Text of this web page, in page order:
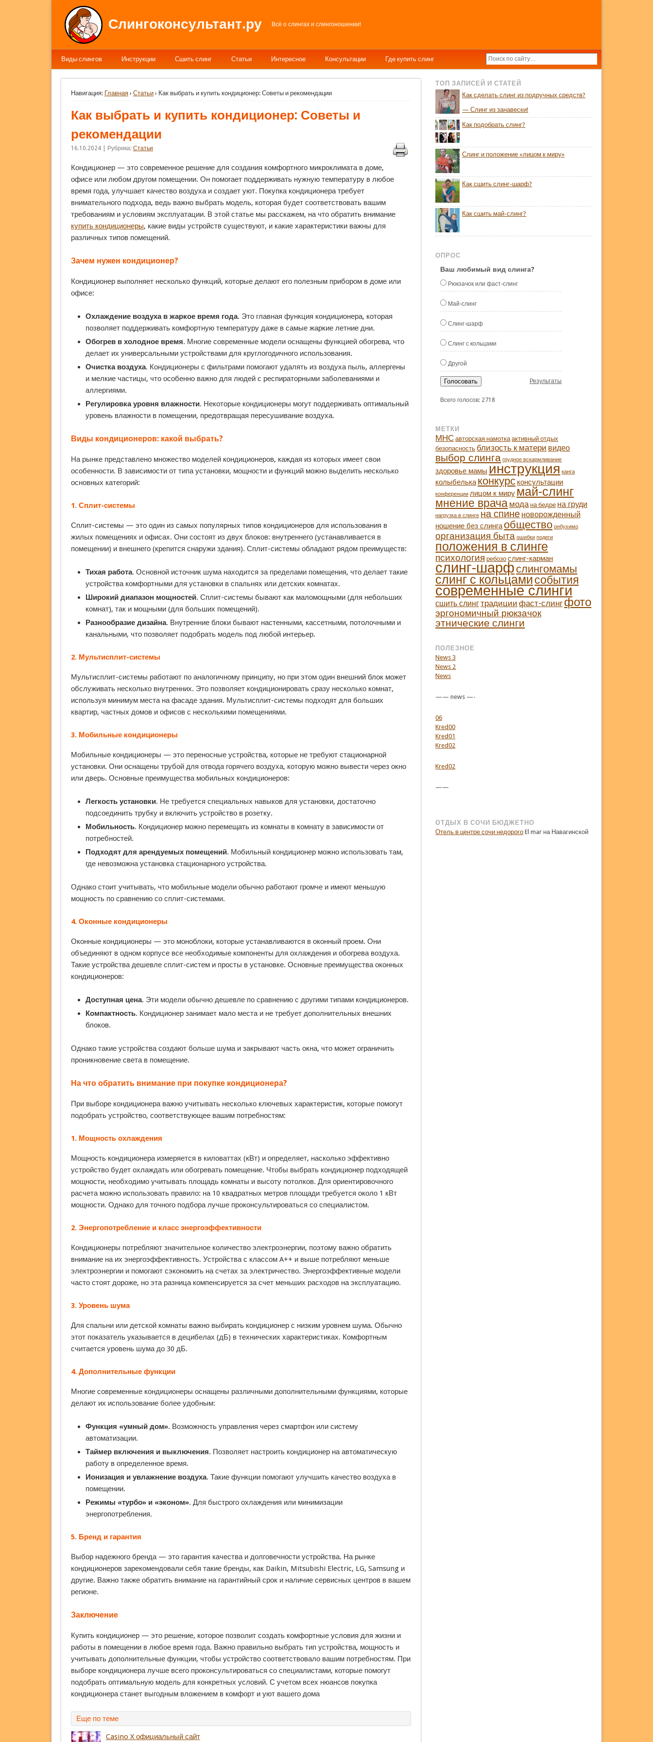
Слингоконсультант.ру Всё о слингах и слингоношении!
Виды слингов Инструкции Сшить слинг Статьи Интересное Консультации Где купить слинг
Навигация: Главная› Статьи› Как выбрать и купить кондиционер: Советы и рекомендации
Как выбрать и купить кондиционер: Советы и
рекомендации
16.10.2024 | Рубрика: Статьи
Кондиционер — это современное решение для создания комфортного микроклимата в доме,
офисе или любом другом помещении. Он помогает поддерживать нужную температуру в любое
время года, улучшает качество воздуха и создает уют. Покупка кондиционера требует
внимательного подхода, ведь важно выбрать модель, которая будет соответствовать вашим
требованиям и условиям эксплуатации. В этой статье мы расскажем, на что обратить внимание
купить кондиционеры, какие виды устройств существуют, и какие характеристики важны для
различных типов помещений.
Зачем нужен кондиционер?
Кондиционер выполняет несколько функций, которые делают его полезным прибором в доме или
офисе:
Охлаждение воздуха в жаркое время года. Это главная функция кондиционера, которая
позволяет поддерживать комфортную температуру даже в самые жаркие летние дни.
Обогрев в холодное время. Многие современные модели оснащены функцией обогрева, что
делает их универсальными устройствами для круглогодичного использования.
Очистка воздуха. Кондиционеры с фильтрами помогают удалять из воздуха пыль, аллергены
и мелкие частицы, что особенно важно для людей с респираторными заболеваниями и
аллергиями.
Регулировка уровня влажности. Некоторые кондиционеры могут поддерживать оптимальный
уровень влажности в помещении, предотвращая пересушивание воздуха.
Виды кондиционеров: какой выбрать?
На рынке представлено множество моделей кондиционеров, каждая из которых имеет свои
особенности. В зависимости от типа установки, мощности и функций можно выделить несколько
основных категорий:
1. Сплит-системы
Сплит-системы — это один из самых популярных типов кондиционеров для использования в
жилых помещениях и офисах. Они состоят из двух блоков: внутреннего (устанавливается в
помещении) и внешнего (крепится снаружи здания). Сплит-системы обладают рядом преимуществ:
Тихая работа. Основной источник шума находится за пределами помещения, что делает такие
устройства комфортными для установки в спальнях или детских комнатах.
Широкий диапазон мощностей. Сплит-системы бывают как маломощными (для небольших
комнат), так и мощными (для больших помещений).
Разнообразие дизайна. Внутренние блоки бывают настенными, кассетными, потолочными и
канальными, что позволяет подобрать модель под любой интерьер.
2. Мультисплит-системы
Мультисплит-системы работают по аналогичному принципу, но при этом один внешний блок может
обслуживать несколько внутренних. Это позволяет кондиционировать сразу несколько комнат,
используя минимум места на фасаде здания. Мультисплит-системы подходят для больших
квартир, частных домов и офисов с несколькими помещениями.
3. Мобильные кондиционеры
Мобильные кондиционеры — это переносные устройства, которые не требуют стационарной
установки. Они оснащены трубой для отвода горячего воздуха, которую можно вывести через окно
или дверь. Основные преимущества мобильных кондиционеров:
Легкость установки. Не требуется специальных навыков для установки, достаточно
подсоединить трубку и включить устройство в розетку.
Мобильность. Кондиционер можно перемещать из комнаты в комнату в зависимости от
потребностей.
Подходят для арендуемых помещений. Мобильный кондиционер можно использовать там,
где невозможна установка стационарного устройства.
Однако стоит учитывать, что мобильные модели обычно работают громче и имеют меньшую
мощность по сравнению со сплит-системами.
4. Оконные кондиционеры
Оконные кондиционеры — это моноблоки, которые устанавливаются в оконный проем. Они
объединяют в одном корпусе все необходимые компоненты для охлаждения и обогрева воздуха.
Такие устройства дешевле сплит-систем и просты в установке. Основные преимущества оконных
кондиционеров:
Доступная цена. Эти модели обычно дешевле по сравнению с другими типами кондиционеров.
Компактность. Кондиционер занимает мало места и не требует дополнительных внешних
блоков.
Однако такие устройства создают больше шума и закрывают часть окна, что может ограничить
проникновение света в помещение.
На что обратить внимание при покупке кондиционера?
При выборе кондиционера важно учитывать несколько ключевых характеристик, которые помогут
подобрать устройство, соответствующее вашим потребностям:
1. Мощность охлаждения
Мощность кондиционера измеряется в киловаттах (кВт) и определяет, насколько эффективно
устройство будет охлаждать или обогревать помещение. Чтобы выбрать кондиционер подходящей
мощности, необходимо учитывать площадь комнаты и высоту потолков. Для ориентировочного
расчета можно использовать правило: на 10 квадратных метров площади требуется около 1 кВт
мощности. Однако для точного подбора лучше проконсультироваться со специалистом.
2. Энергопотребление и класс энергоэффективности
Кондиционеры потребляют значительное количество электроэнергии, поэтому важно обратить
внимание на их энергоэффективность. Устройства с классом A++ и выше потребляют меньше
электроэнергии и помогают сэкономить на счетах за электричество. Энергоэффективные модели
часто стоят дороже, но эта разница компенсируется за счет меньших расходов на эксплуатацию.
3. Уровень шума
Для спальни или детской комнаты важно выбирать кондиционер с низким уровнем шума. Обычно
этот показатель указывается в децибелах (дБ) в технических характеристиках. Комфортным
считается уровень шума до 30 дБ.
4. Дополнительные функции
Многие современные кондиционеры оснащены различными дополнительными функциями, которые
делают их использование более удобным:
Функция «умный дом». Возможность управления через смартфон или систему
автоматизации.
Таймер включения и выключения. Позволяет настроить кондиционер на автоматическую
работу в определенное время.
Ионизация и увлажнение воздуха. Такие функции помогают улучшить качество воздуха в
помещении.
Режимы «турбо» и «эконом». Для быстрого охлаждения или минимизации
энергопотребления.
5. Бренд и гарантия
Выбор надежного бренда — это гарантия качества и долговечности устройства. На рынке
кондиционеров зарекомендовали себя такие бренды, как Daikin, Mitsubishi Electric, LG, Samsung и
другие. Важно также обратить внимание на гарантийный срок и наличие сервисных центров в вашем
регионе.
Заключение
Купить кондиционер — это решение, которое позволит создать комфортные условия для жизни и
работы в помещении в любое время года. Важно правильно выбрать тип устройства, мощность и
учитывать дополнительные функции, чтобы устройство соответствовало вашим потребностям. При
выборе кондиционера лучше всего проконсультироваться со специалистами, которые помогут
подобрать оптимальную модель для конкретных условий. С учетом всех нюансов покупка
кондиционера станет выгодным вложением в комфорт и уют вашего дома
Еще по теме
Casino X официальный сайт
ТОП ЗАПИСЕЙ И СТАТЕЙ
Как сделать слинг из подручных средств?
— Слинг из занавески!
Как подобрать слинг?
Слинг и положение «лицом к миру»
Как сшить слинг-шарф?
Как сшить май-слинг?
ОПРОС
Ваш любимый вид слинга?
Рюкзачок или фаст-слинг
Май-слинг
Слинг-шарф
Слинг с кольцами
Другой
Голосовать Результаты
Всего голосов: 2718
МЕТКИ
МНС авторская намотка активный отдых
безопасность близость к матери видео
выбор слинга грудное вскармливание
здоровье мамы инструкция канга
колыбелька конкурс консультации
конференции лицом к миру май-слинг
мнение врача мода на бедре на груди
нагрузка в слинге на спине новорожденный
ношение без слинга общество онбухимо
организация быта ошибки подеги
положения в слинге
психология ребозо слинг-карман
слинг-шарф слингомамы
слинг с кольцамисобытия
современные слинги
сшить слингтрадиции фаст-слинг фото
эргономичный рюкзачок
этнические слинги
ПОЛЕЗНОЕ
News 3
News 2
News
—— news —-
06
Kred00
Kred01
Kred02
Kred02
——
ОТДЫХ В СОЧИ БЮДЖЕТНО
Отель в центре сочи недорого El mar на Навагинской